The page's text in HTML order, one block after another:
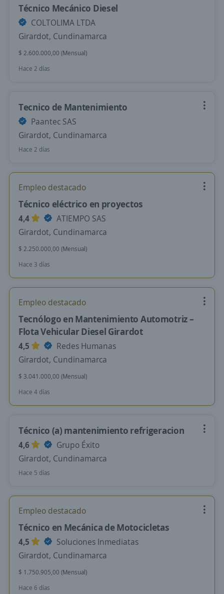
Técnico Mecánico Diesel
COLTOLIMA LTDA
Girardot, Cundinamarca
$ 2.600.000,00 (Mensual)
Hace 2 días
Tecnico de Mantenimiento
Paantec SAS
Girardot, Cundinamarca
Hace 2 días
Empleo destacado
Técnico eléctrico en proyectos
4,4
ATIEMPO SAS
Girardot, Cundinamarca
$ 2.250.000,00 (Mensual)
Hace 3 días
Empleo destacado
Tecnólogo en Mantenimiento Automotriz –
Flota Vehicular Diesel Girardot
4,5
Redes Humanas
Girardot, Cundinamarca
$ 3.041.000,00 (Mensual)
Hace 4 días
Técnico (a) mantenimiento refrigeracion
4,6
Grupo Éxito
Girardot, Cundinamarca
Hace 5 días
Empleo destacado
Técnico en Mecánica de Motocicletas
4,5
Soluciones Inmediatas
Girardot, Cundinamarca
$ 1.750.905,00 (Mensual)
Hace 6 días